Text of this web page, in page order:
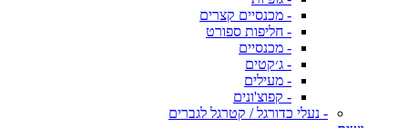
- מכנסיים קצרים
- חליפות ספורט
- מכנסיים
- ג׳קטים
- מעילים
- קפוצ'ונים
- נעלי כדורגל / קטרגל לגברים